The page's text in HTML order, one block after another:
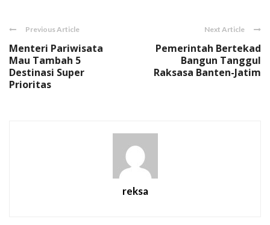
Previous Article
Menteri Pariwisata
Mau Tambah 5
Destinasi Super
Prioritas
Next Article
Pemerintah Bertekad
Bangun Tanggul
Raksasa Banten-Jatim
reksa